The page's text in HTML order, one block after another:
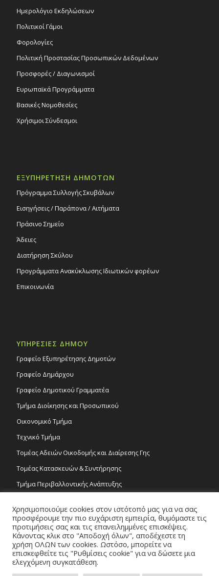
2/10/25
ΟΚΤ
Μάρκος Σεφερλής «Νότης – Η επιστροφή»,
3/10/25
18:00
Εκδηλώσεις στο Δημοτικό Θέατρο
Ημερολόγιο Εκδηλώσεων
Πολιτικοί Γάμοι
Φορολογίες
Πολιτική Προστασίας Προσωπικών Δεδομένων
Προσφορές / Διαγωνισμοί
Ευρωπαϊκά Προγράμματα
Βασικές Νομοθεσίες
Χρήσιμοι Σύνδεσμοι
ΕΞΥΠΗΡΕΤΗΣΗ ΔΗΜΟΤΩΝ
Πρόγραμμα Συλλογής Σκυβάλων
Εισηγήσεις / Παράπονα / Αιτήματα
Πράσινο Σημείο
Άδειες
Διατήρηση Σκύλου
Προγράμματα Ανακύκλωσης Ιδιωτικών φορέων
Επικοινωνία
ΥΠΗΡΕΣΙΕΣ ΔΗΜΟΥ
Γραφείο Εξυπηρέτησης Δημοτών
Γραφείο Δημάρχου
Γραφείο Δημοτικού Γραμματέα
Τμήμα Διοίκησης και Προσωπικού
Οικονομικό Τμήμα
Τεχνικό Τμήμα
Τομέας Αδειών Οικοδομής και Διαίρεσης Γης
Τομέας Κατασκευών & Συντήρησης
Τμήμα Περιβαλλοντικής Ανάπτυξης
Τομέας Γραμμάτων και Τεχνών
Τροχονομία
Χρησιμοποιούμε cookies στον ιστότοπό μας για να σας
προσφέρουμε την πιο ευχάριστη εμπειρία, θυμόμαστε τις
προτιμήσεις σας και τις επανειλημμένες επισκέψεις.
Κάνοντας κλικ στο "Αποδοχή όλων", αποδέχεστε τη
χρήση ΟΛΩΝ των cookies. Ωστόσο, μπορείτε να
επισκεφθείτε τις "Ρυθμίσεις cookie" για να δώσετε μια
ελεγχόμενη συγκατάθεση.